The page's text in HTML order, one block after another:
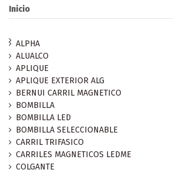
Inicio
ALPHA
ALUALCO
APLIQUE
APLIQUE EXTERIOR ALG
BERNUI CARRIL MAGNETICO
BOMBILLA
BOMBILLA LED
BOMBILLA SELECCIONABLE
CARRIL TRIFASICO
CARRILES MAGNETICOS LEDME
COLGANTE